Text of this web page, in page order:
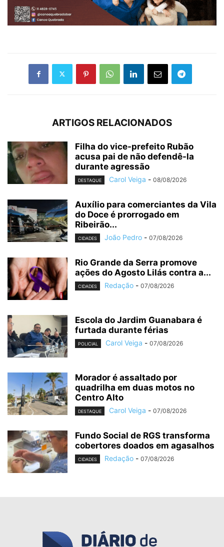
ARTIGOS RELACIONADOS
Filha do vice-prefeito Rubão
acusa pai de não defendê-la
durante agressão
DESTAQUE Carol Veiga - 08/08/2026
Auxílio para comerciantes da Vila
do Doce é prorrogado em
Ribeirão...
CIDADES João Pedro - 07/08/2026
Rio Grande da Serra promove
ações do Agosto Lilás contra a...
CIDADES Redação - 07/08/2026
Escola do Jardim Guanabara é
furtada durante férias
POLICIAL Carol Veiga - 07/08/2026
Morador é assaltado por
quadrilha em duas motos no
Centro Alto
DESTAQUE Carol Veiga - 07/08/2026
Fundo Social de RGS transforma
cobertores doados em agasalhos
CIDADES Redação - 07/08/2026